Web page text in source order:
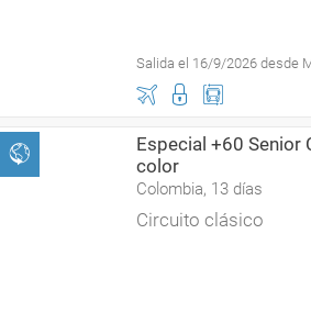
Salida el 16/9/2026 desde
Especial +60 Senior
color
Colombia, 13 días
Circuito clásico